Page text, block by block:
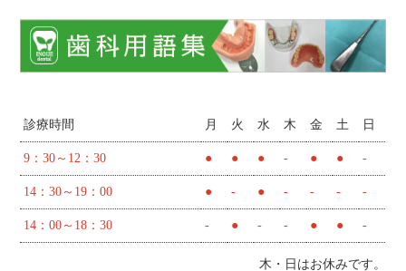
診療時間 月 火 水 木 金 土 日
9：30～12：30 ● ● ● - ● ● -
14：30～19：00 ● - ● - - - -
14：00～18：30 - ● - - ● ● -
木・日はお休みです。